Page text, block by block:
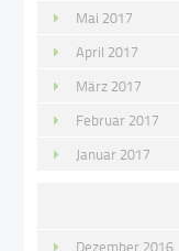
Mai 2017
April 2017
März 2017
Februar 2017
Januar 2017
Dezember 2016